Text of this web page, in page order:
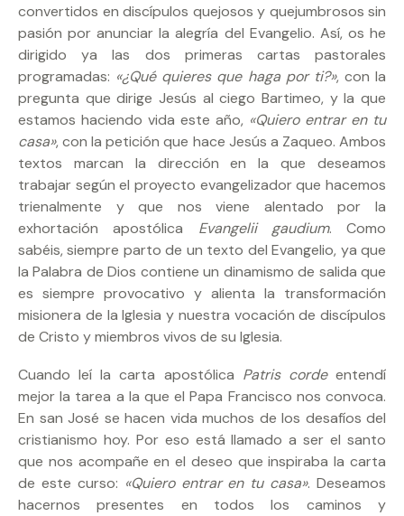
convertidos en discípulos quejosos y quejumbrosos sin
pasión por anunciar la alegría del Evangelio. Así, os he
dirigido ya las dos primeras cartas pastorales
programadas: «¿Qué quieres que haga por ti?», con la
pregunta que dirige Jesús al ciego Bartimeo, y la que
estamos haciendo vida este año, «Quiero entrar en tu
casa», con la petición que hace Jesús a Zaqueo. Ambos
textos marcan la dirección en la que deseamos
trabajar según el proyecto evangelizador que hacemos
trienalmente y que nos viene alentado por la
exhortación apostólica Evangelii gaudium. Como
sabéis, siempre parto de un texto del Evangelio, ya que
la Palabra de Dios contiene un dinamismo de salida que
es siempre provocativo y alienta la transformación
misionera de la Iglesia y nuestra vocación de discípulos
de Cristo y miembros vivos de su Iglesia.
Cuando leí la carta apostólica Patris cordeentendí
mejor la tarea a la que el Papa Francisco nos convoca.
En san José se hacen vida muchos de los desafíos del
cristianismo hoy. Por eso está llamado a ser el santo
que nos acompañe en el deseo que inspiraba la carta
de este curso: «Quiero entrar en tu casa». Deseamos
hacernos presentes en todos los caminos y